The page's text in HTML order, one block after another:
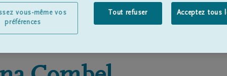
Tout refuser Acceptez tous
vous-même vos
préférences